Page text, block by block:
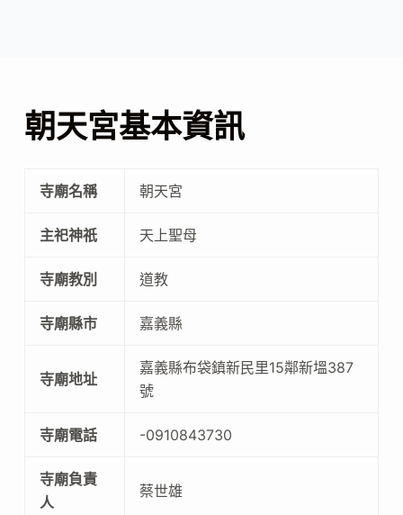
朝天宮基本資訊
寺廟名稱 朝天宮
主祀神祇 天上聖母
寺廟教別 道教
寺廟縣市 嘉義縣
寺廟地址
嘉義縣布袋鎮新民里15鄰新塭387
號
寺廟電話 -0910843730
寺廟負責
人
蔡世雄